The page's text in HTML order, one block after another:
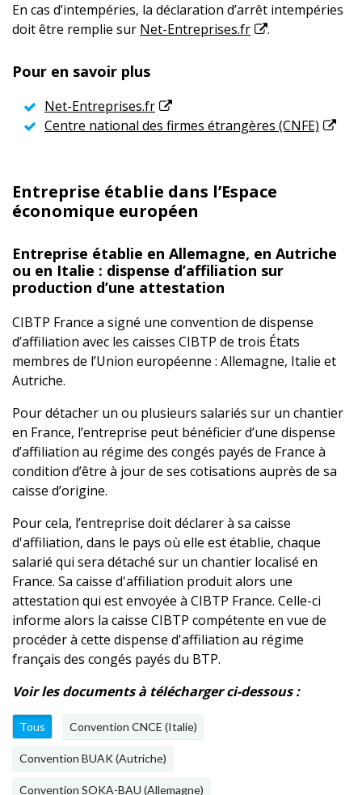
En cas d’intempéries, la déclaration d’arrêt intempéries
doit être remplie sur Net-Entreprises.fr .
Pour en savoir plus
Net-Entreprises.fr
Centre national des firmes étrangères (CNFE)
Entreprise établie dans l’Espace
économique européen
Entreprise établie en Allemagne, en Autriche
ou en Italie : dispense d’affiliation sur
production d’une attestation
CIBTP France a signé une convention de dispense
d’affiliation avec les caisses CIBTP de trois États
membres de l’Union européenne : Allemagne, Italie et
Autriche.
Pour détacher un ou plusieurs salariés sur un chantier
en France, l’entreprise peut bénéficier d’une dispense
d’affiliation au régime des congés payés de France à
condition d’être à jour de ses cotisations auprès de sa
caisse d’origine.
Pour cela, l’entreprise doit déclarer à sa caisse
d'affiliation, dans le pays où elle est établie, chaque
salarié qui sera détaché sur un chantier localisé en
France. Sa caisse d'affiliation produit alors une
attestation qui est envoyée à CIBTP France. Celle-ci
informe alors la caisse CIBTP compétente en vue de
procéder à cette dispense d'affiliation au régime
français des congés payés du BTP.
Voir les documents à télécharger ci-dessous :
Tous Convention CNCE (Italie)
Convention BUAK (Autriche)
Convention SOKA-BAU (Allemagne)